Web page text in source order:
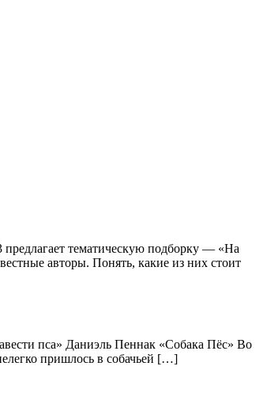
тематическую подборку — «На
авторы. Понять, какие из них стоит
пса» Даниэль Пеннак «Собака Пёс» Во
пришлось в собачьей […]